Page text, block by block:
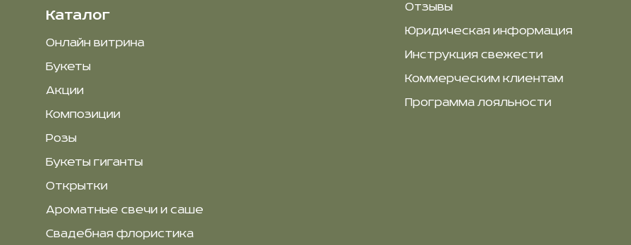
Каталог
Онлайн витрина
Букеты
Акции
Композиции
Розы
Букеты гиганты
Открытки
Ароматные свечи и саше
Свадебная флористика
Отзывы
Юридическая информация
Инструкция свежести
Коммерческим клиентам
Программа лояльности